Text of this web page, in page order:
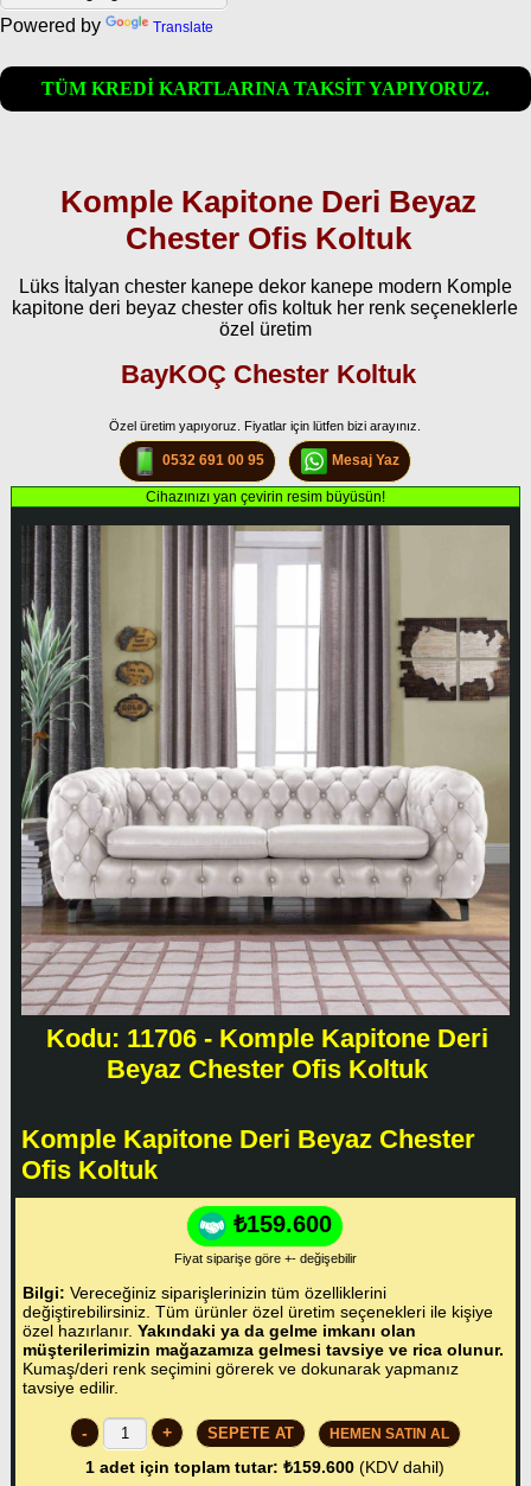
Powered by Translate
TÜM KREDİ KARTLARINA TAKSİT YAPIYORUZ.
Komple Kapitone Deri Beyaz
Chester Ofis Koltuk
Lüks İtalyan chester kanepe dekor kanepe modern Komple
kapitone deri beyaz chester ofis koltuk her renk seçeneklerle
özel üretim
BayKOÇ Chester Koltuk
Özel üretim yapıyoruz. Fiyatlar için lütfen bizi arayınız.
0532 691 00 95 Mesaj Yaz
Cihazınızı yan çevirin resim büyüsün!
Kodu: 11706 - Komple Kapitone Deri
Beyaz Chester Ofis Koltuk
Komple Kapitone Deri Beyaz Chester
Ofis Koltuk
₺159.600
Fiyat siparişe göre +- değişebilir
Bilgi: Vereceğiniz siparişlerinizin tüm özelliklerini
değiştirebilirsiniz. Tüm ürünler özel üretim seçenekleri ile kişiye
özel hazırlanır.Yakındaki ya da gelme imkanı olan
müşterilerimizin mağazamıza gelmesi tavsiye ve rica olunur.
Kumaş/deri renk seçimini görerek ve dokunarak yapmanız
tavsiye edilir.
- + HEMEN SATIN AL
1 adet için toplam tutar:₺159.600 (KDV dahil)